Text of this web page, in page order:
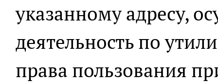
указанному адресу,
деятельность по
права пользования